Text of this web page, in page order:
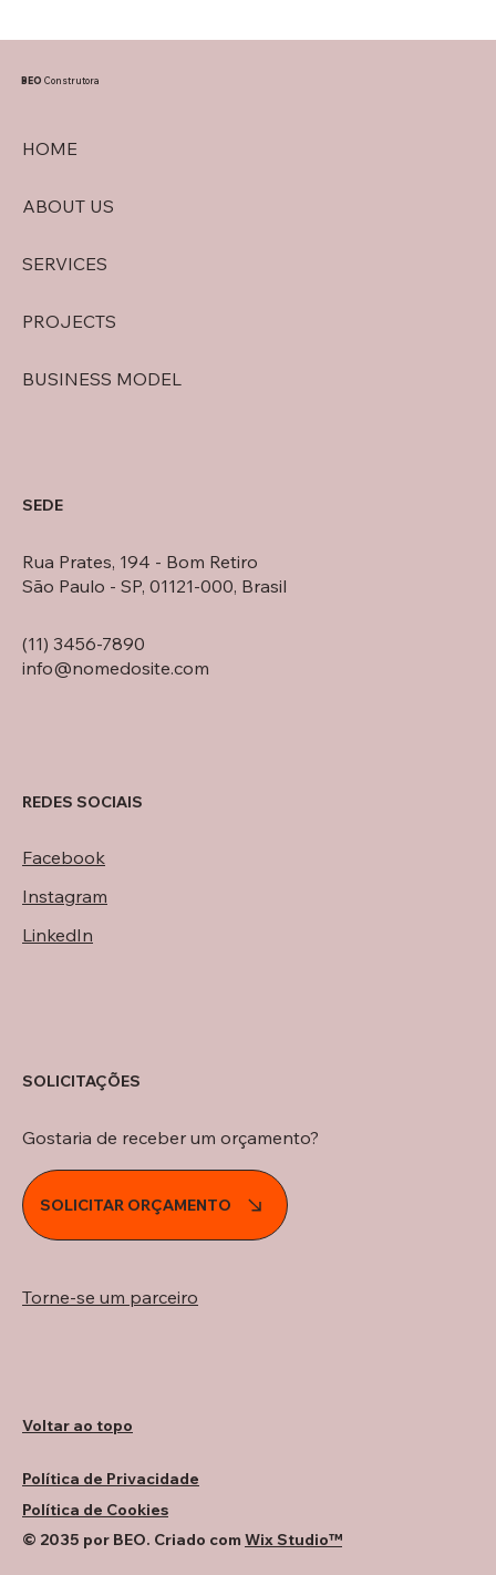
HOME
ABOUT US
SERVICES
PROJECTS
BUSINESS MODEL
BEO Construtora
(11) 3456-7890
info@nomedosite.com
Rua Prates, 194 - Bom Retiro
São Paulo - SP, 01121-000, Brasil
SEDE
REDES SOCIAIS
Facebook
Instagram
LinkedIn
Torne-se um parceiro
SOLICITAR ORÇAMENTO
Gostaria de receber um orçamento?
SOLICITAÇÕES
Política de Privacidade
Voltar ao topo
© 2035 por BEO. Criado com Wix Studio™
Política de Cookies